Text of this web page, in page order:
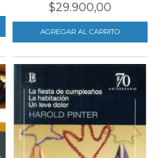
$29.900,00